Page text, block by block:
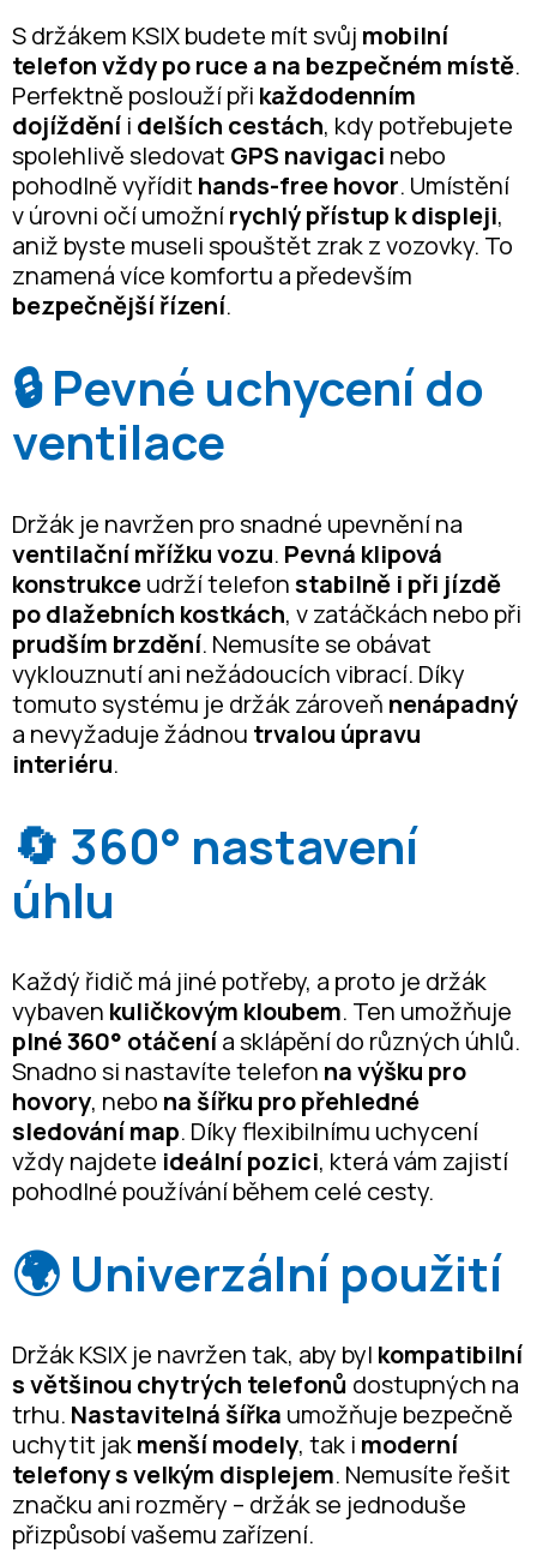
S držákem KSIX budete mít svůj mobilní
telefon vždy po ruce a na bezpečném místě.
Perfektně poslouží při každodenním
dojíždění i delších cestách, kdy potřebujete
spolehlivě sledovat GPS navigaci nebo
pohodlně vyřídit hands-free hovor. Umístění
v úrovni očí umožnírychlý přístup k displeji,
aniž byste museli spouštět zrak z vozovky. To
znamená více komfortu a především
bezpečnější řízení.
🔒 Pevné uchycení do
ventilace
Držák je navržen pro snadné upevnění na
ventilační mřížku vozu. Pevná klipová
konstrukceudrží telefonstabilně i při jízdě
po dlažebních kostkách, v zatáčkách nebo při
prudším brzdění. Nemusíte se obávat
vyklouznutí ani nežádoucích vibrací. Díky
tomuto systému je držák zároveň nenápadný
a nevyžaduje žádnou trvalou úpravu
interiéru.
🔄 360° nastavení
úhlu
Každý řidič má jiné potřeby, a proto je držák
vybaven kuličkovým kloubem. Ten umožňuje
plné 360° otáčenía sklápění do různých úhlů.
Snadno si nastavíte telefon na výšku pro
hovory, nebo na šířku pro přehledné
sledování map. Díky flexibilnímu uchycení
vždy najdete ideální pozici, která vám zajistí
pohodlné používání během celé cesty.
🌍 Univerzální použití
Držák KSIX je navržen tak, aby byl kompatibilní
s většinou chytrých telefonů dostupných na
trhu. Nastavitelná šířka umožňuje bezpečně
uchytit jakmenší modely, tak i moderní
telefony s velkým displejem. Nemusíte řešit
značku ani rozměry – držák se jednoduše
přizpůsobí vašemu zařízení.